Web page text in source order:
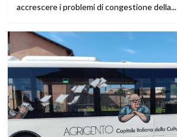
accrescere i problemi di congestione della...